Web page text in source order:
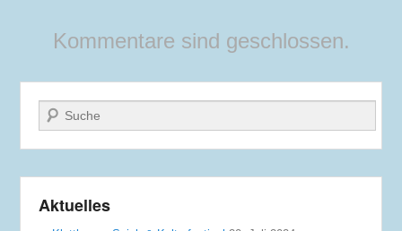
Kommentare sind geschlossen.
Suche
Aktuelles